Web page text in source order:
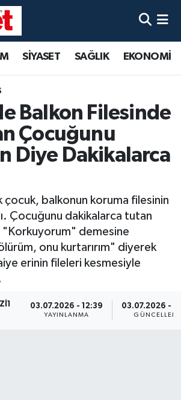
SİYASET SAĞLIK EKONOMİ
Balkon Filesinde
Çocuğunu
Diye Dakikalarca
çocuk, balkonun koruma filesinin
Çocuğunu dakikalarca tutan
"Korkuyorum" demesine
onu kurtarırım" diyerek
erinin fileleri kesmesiyle
03.07.2026 - 12:39
YAYINLANMA
03.07.2026 -
Durumu
Yoğunluk Haritası
Durumu ve Fikstür